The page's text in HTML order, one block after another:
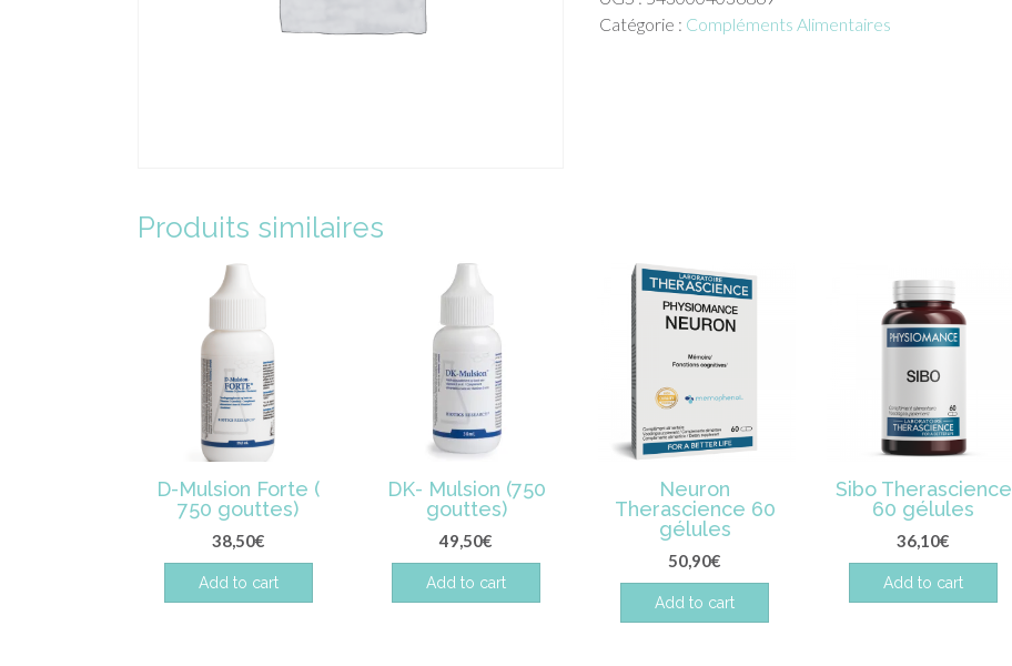
ge
Catégorie : Compléments Alimentaires
Produits similaires
D-Mulsion Forte (
750 gouttes)
38,50€
Add to cart
DK- Mulsion (750
gouttes)
49,50€
Add to cart
Neuron
Therascience 60
gélules
50,90€
Add to cart
Sibo Therascience
60 gélules
36,10€
Add to cart